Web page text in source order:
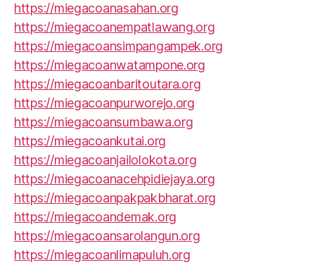
https://miegacoanasahan.org
https://miegacoanempatlawang.org
https://miegacoansimpangampek.org
https://miegacoanwatampone.org
https://miegacoanbaritoutara.org
https://miegacoanpurworejo.org
https://miegacoansumbawa.org
https://miegacoankutai.org
https://miegacoanjailolokota.org
https://miegacoanacehpidiejaya.org
https://miegacoanpakpakbharat.org
https://miegacoandemak.org
https://miegacoansarolangun.org
https://miegacoanlimapuluh.org